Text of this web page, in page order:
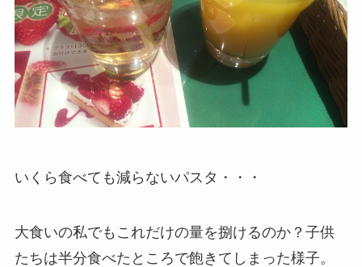
いくら食べても減らないパスタ・・・
大食いの私でもこれだけの量を捌けるのか？子供
たちは半分食べたところで飽きてしまった様子。